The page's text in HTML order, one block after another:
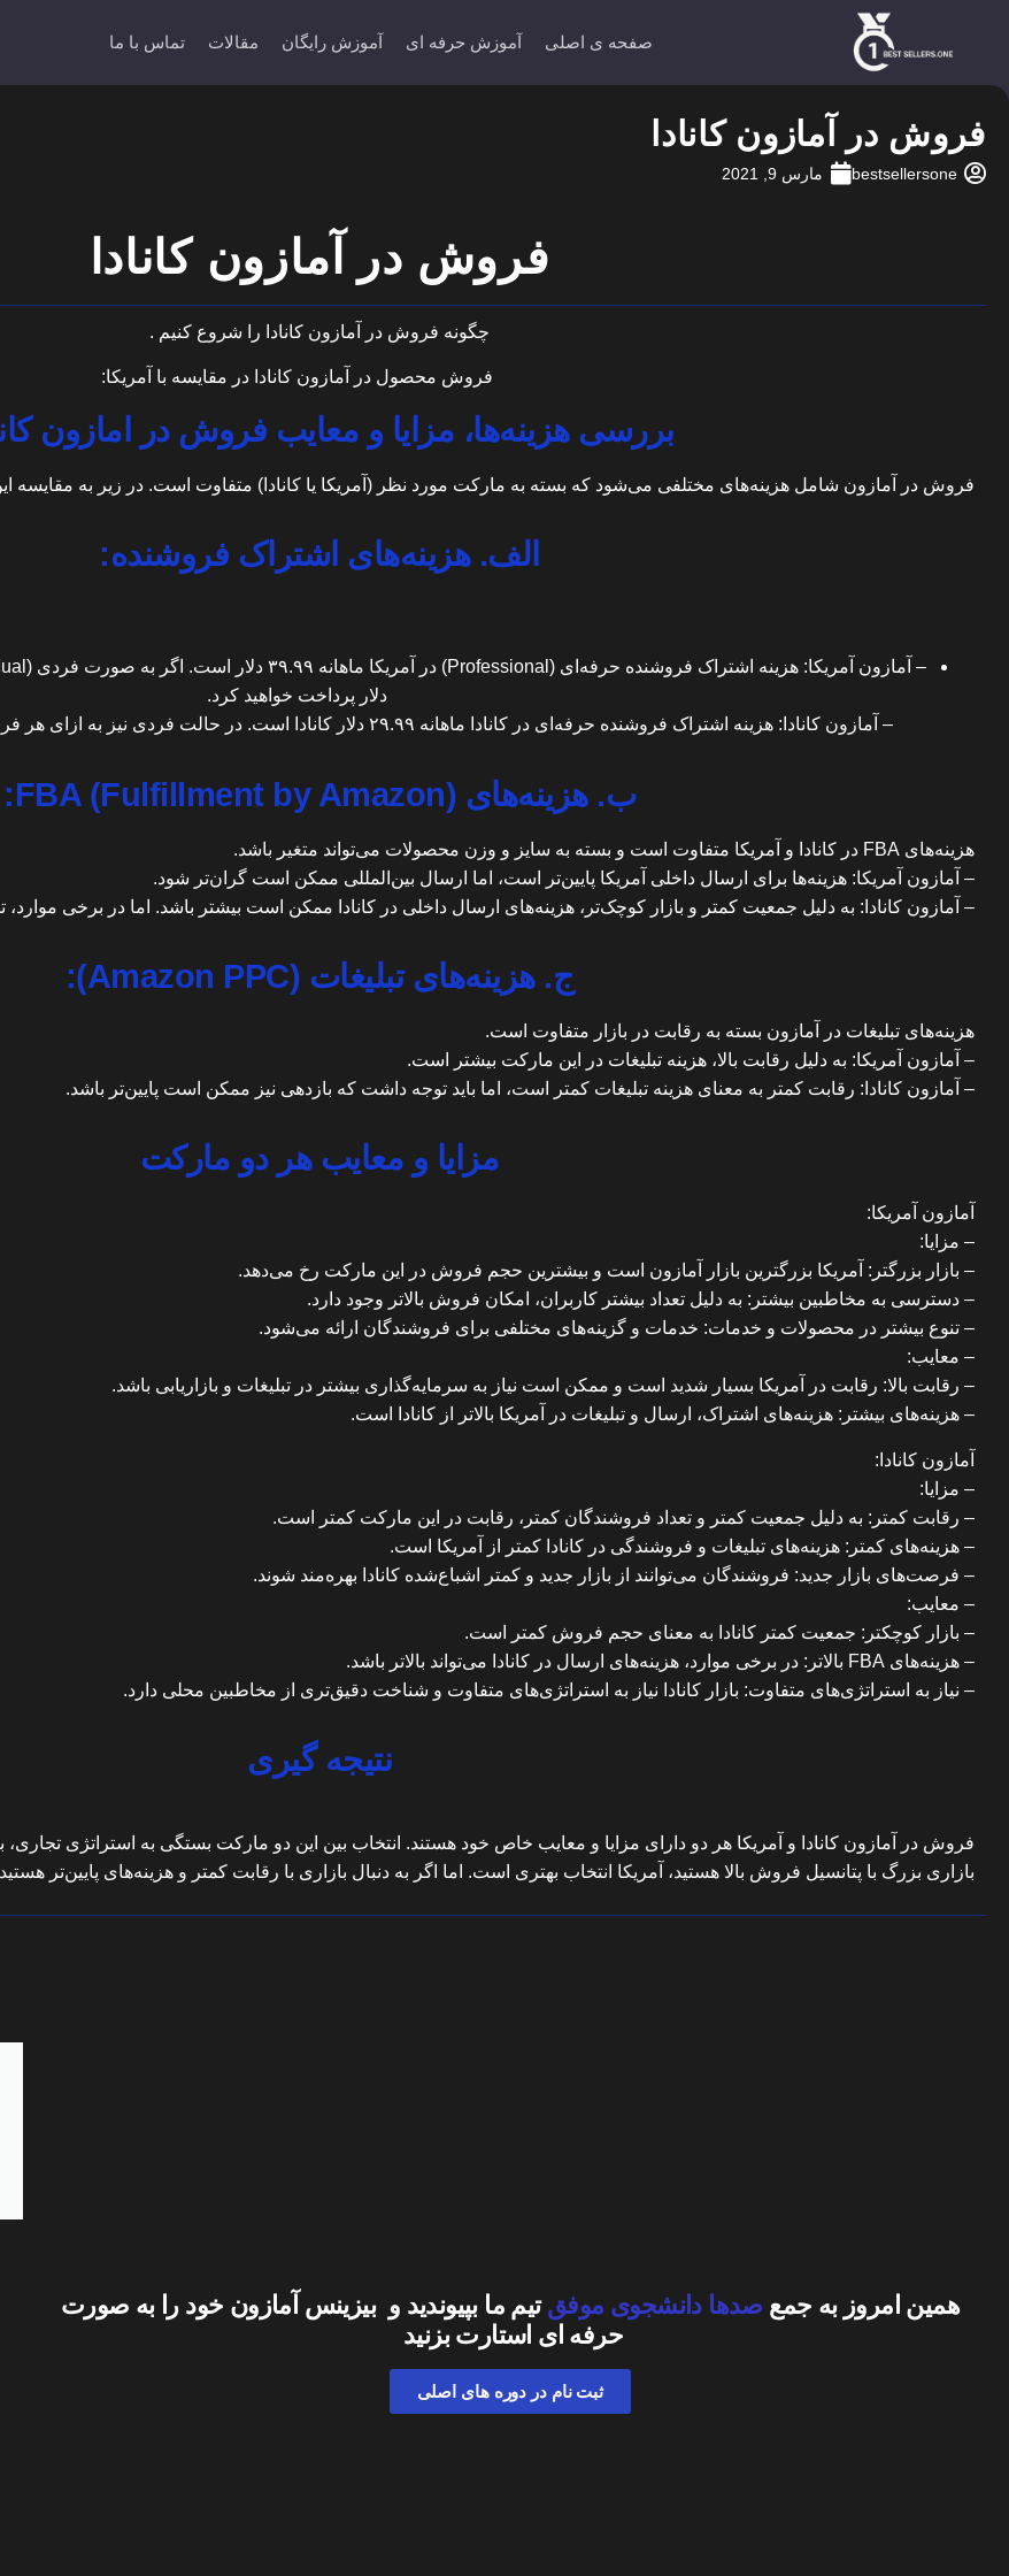
صفحه ی اصلی آموزش حرفه ای آموزش رایگان مقالات تماس با ما
فروش در آمازون کانادا
bestsellersone مارس 9, 2021
فروش در آمازون کانادا
چگونه فروش در آمازون کانادا را شروع کنیم .
فروش محصول در آمازون کانادا در مقایسه با آمریکا:
بررسی هزینه‌ها، مزایا و معایب فروش در امازون
فروش در آمازون شامل هزینه‌های مختلفی می‌شود که بسته به مارکت مورد نظر (آمریکا یا کانادا) متفاوت است. در زیر به مقایسه
الف. هزینه‌های اشتراک فروشنده:
دلار پرداخت خواهید کرد.
– آمازون کانادا: هزینه اشتراک فروشنده حرفه‌ای در کانادا ماهانه ۲۹.۹۹ دلار کانادا است. در حالت فردی نیز به ازای هر فروش ۱.۴۹ دلار کانادا پرداخت خواهید کرد.
ب. هزینه‌های FBA (Fulfillment by Amazon):
هزینه‌های FBA در کانادا و آمریکا متفاوت است و بسته به سایز و وزن محصولات می‌تواند متغیر باشد.
– آمازون آمریکا: هزینه‌ها برای ارسال داخلی آمریکا پایین‌تر است، اما ارسال بین‌المللی ممکن است گران‌تر شود.
– آمازون کانادا: به دلیل جمعیت کمتر و بازار کوچک‌تر، هزینه‌های ارسال داخلی در کانادا ممکن است بیشتر باشد. اما در برخی موارد،
ج. هزینه‌های تبلیغات (Amazon PPC):
هزینه‌های تبلیغات در آمازون بسته به رقابت در بازار متفاوت است.
– آمازون آمریکا: به دلیل رقابت بالا، هزینه تبلیغات در این مارکت بیشتر است.
– آمازون کانادا: رقابت کمتر به معنای هزینه تبلیغات کمتر است، اما باید توجه داشت که بازدهی نیز ممکن است پایین‌تر باشد.
مزایا و معایب هر دو مارکت
آمازون آمریکا:
– مزایا:
– بازار بزرگتر: آمریکا بزرگترین بازار آمازون است و بیشترین حجم فروش در این مارکت رخ می‌دهد.
– دسترسی به مخاطبین بیشتر: به دلیل تعداد بیشتر کاربران، امکان فروش بالاتر وجود دارد.
– تنوع بیشتر در محصولات و خدمات: خدمات و گزینه‌های مختلفی برای فروشندگان ارائه می‌شود.
– معایب:
– رقابت بالا: رقابت در آمریکا بسیار شدید است و ممکن است نیاز به سرمایه‌گذاری بیشتر در تبلیغات و بازاریابی باشد.
– هزینه‌های بیشتر : هزینه‌های اشتراک، ارسال و تبلیغات در آمریکا بالاتر از کانادا است.
آمازون کانادا:
– مزایا:
– رقابت کمتر: به دلیل جمعیت کمتر و تعداد فروشندگان کمتر، رقابت در این مارکت کمتر است.
– هزینه‌های کمتر: هزینه‌های تبلیغات و فروشندگی در کانادا کمتر از آمریکا است.
– فرصت‌های بازار جدید: فروشندگان می‌توانند از بازار جدید و کمتر اشباع‌شده کانادا بهره‌مند شوند.
– معایب:
– بازار کوچکتر: جمعیت کمتر کانادا به معنای حجم فروش کمتر است.
– هزینه‌های FBA بالاتر: در برخی موارد، هزینه‌های ارسال در کانادا می‌تواند بالاتر باشد.
– نیاز به استراتژی‌های متفاوت: بازار کانادا نیاز به استراتژی‌های متفاوت و شناخت دقیق‌تری از مخاطبین محلی دارد.
نتیجه گیری
فروش در آمازون کانادا و آمریکا هر دو دارای مزایا و معایب خاص خود هستند. انتخاب بین این دو مارکت بستگی به استراتژی
بازاری بزرگ با پتانسیل فروش بالا هستید، آمریکا انتخاب بهتری است. اما اگر به دنبال بازاری با رقابت کمتر و هزینه‌های پایین‌تر
همین امروز به جمع صدها دانشجوی موفق تیم ما بپیوندید و بیزینس آمازون خود را به صورت
حرفه ای استارت بزنید
ثبت نام در دوره های اصلی